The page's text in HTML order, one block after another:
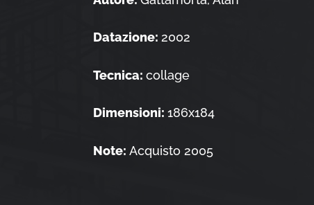
Datazione:2002
Tecnica:collage
Dimensioni:186x184
Note:Acquisto 2005